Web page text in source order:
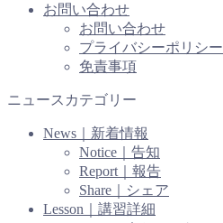
お問い合わせ
お問い合わせ
プライバシーポリシー
免責事項
ニュースカテゴリー
News｜新着情報
Notice｜告知
Report｜報告
Share｜シェア
Lesson｜講習詳細